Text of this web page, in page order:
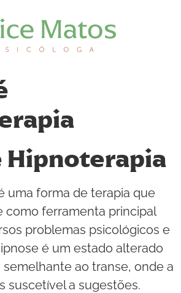
Hipnoterapia
uma forma de terapia que
como ferramenta principal
problemas psicológicos e
é um estado alterado
ao transe, onde a
suscetível a sugestões.